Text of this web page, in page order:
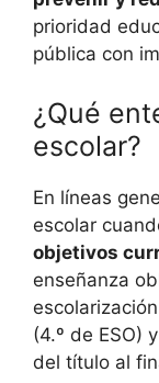
prioridad
pública con
¿Qué
escolar?
En líneas
escolar
objetivos
enseñanza
(4.º de ESO)
del título al